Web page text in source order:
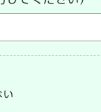
い